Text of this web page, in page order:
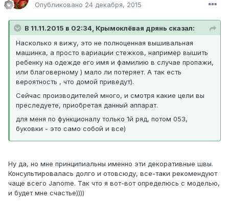
Опубликовано 24 декабря, 2015
В 11.11.2015 в 02:34, Крымоклёвая дрянь сказал:
Насколько я вижу, это не полноценная вышивальная
машинка, а просто вариации стежков, например вышить
ребенку на одежде его имя и фамилию в случае пропажи,
или благоверному ) мало ли потеряет. А так есть
вероятность , что домой приведут).
Сейчас производителей много, и смотря какие цели вы
преследуете, приобретая данный аппарат.
для меня по функционалу только 1й ряд, потом 053,
буковки - это само собой и все)
Ну да, но мне принципиальны именно эти декоративные швы.
Консультировалась долго и отовсюду, все-таки рекомендуют
чаще всего Janome. Так что я вот-вот определюсь с моделью,
и будет мне счастье))))